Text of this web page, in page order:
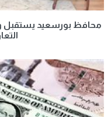
محافظ بورسعيد يستقبل